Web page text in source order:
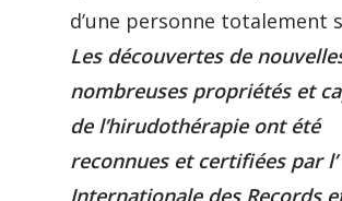
d’une personne totalement
Les découvertes de
nombreuses propriétés et
de l’hirudothérapie ont été
reconnues et certifiées par l’
Internationale des Records